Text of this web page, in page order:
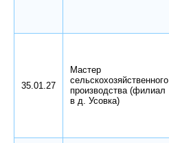
35.01.27
Мастер
сельскохозяйственного
производства (филиал
в д. Усовка)